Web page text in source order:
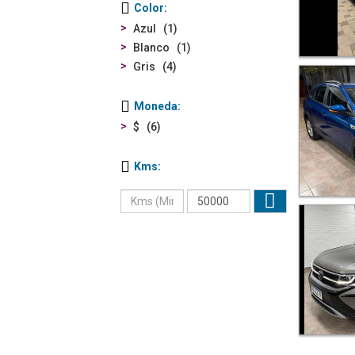
Color
Azul
1
Blanco
1
Gris
4
Moneda
$
6
Kms